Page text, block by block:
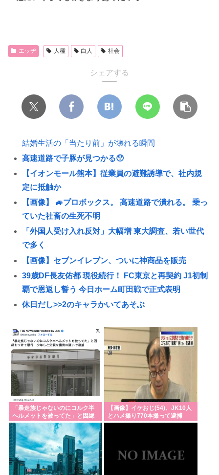
エッヂ 人種 白人 社会
シェアする
結婚生活の「当たり前」が壊れる瞬間
高速道路で子豚が見つかる😯
【イオンモール熊本】従業員の避難誘導で、社内規
定に抵触か
【画像】 🚙プロボックス。 高速道路で潰れる。 乗っ
ていた社畜の生死不明
「外国人受け入れ反対」大幅増 東大調査、若い世代
で多く
【画像】セブンイレブン、ついに神商品を販売
39歳DF長友佑都 現役続行！ FC東京と再契約 J1初制
覇で恩返し誓う 今日ホーム町田戦で正式表明
休日だし>>2のキャラかいてあそぶ
岡山の60歳のトラック運転手、東名高速で10回以
上、静岡の夫婦の車に追突😱
自民党さん、障がい者福祉を切り捨てて財源捻出に
成功www
安倍晋三至極の名言、TikTokでバズり散らかすwww
【サッカー】新カシマサッカースタジアム基本計画
検討へ 茨城県有識者会議初会合 公設民営で整備方針
日本の輸出額、韓国・台湾に抜かれる。アカンゴミ
国すぎて涙出てきた…
埼玉県知事選挙、戸田市議の河合悠祐さんが出馬へ
「暴走族じゃないのにコルク半
ヘルメットを被ってた」と因縁
つけて暴行 少年らと父親(37)
逮捕
【画像】イケおじ(54)、JK10人
とハメ撮り770本撮って逮捕
wwwwwww